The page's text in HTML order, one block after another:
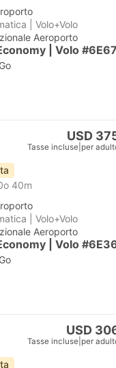
| Volo+Volo
Aeroporto
| Volo
USD
Tasse incluse per
40m
| Volo+Volo
Aeroporto
| Volo
USD
Tasse incluse per